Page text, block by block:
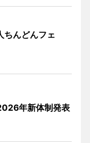
ちんどんフェ
年新体制発表